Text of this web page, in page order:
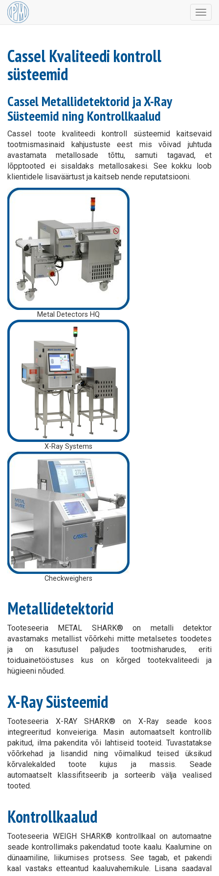
Cassel Kvaliteedi kontroll
süsteemid
Cassel Metallidetektorid ja X-Ray
Süsteemid ning Kontrollkaalud
Cassel toote kvaliteedi kontroll süsteemid kaitsevaid
tootmismasinaid kahjustuste eest mis võivad juhtuda
avastamata metallosade tõttu, samuti tagavad, et
lõpptooted ei sisaldaks metallosakesi. See kokku loob
klientidele lisaväärtust ja kaitseb nende reputatsiooni.
Metal Detectors HQ
X-Ray Systems
Checkweighers
Metallidetektorid
Tooteseeria METAL SHARK® on metalli detektor
avastamaks metallist võõrkehi mitte metalsetes toodetes
ja on kasutusel paljudes tootmisharudes, eriti
toiduainetööstuses kus on kõrged tootekvaliteedi ja
hügieeni nõuded.
X-Ray Süsteemid
Tooteseeria X-RAY SHARK® on X-Ray seade koos
integreeritud konveieriga. Masin automaatselt kontrollib
pakitud, ilma pakendita või lahtiseid tooteid. Tuvastatakse
võõrkehad ja lisandid ning võimalikud teised üksikud
kõrvalekalded toote kujus ja massis. Seade
automaatselt klassifitseerib ja sorteerib välja vealised
tooted.
Kontrollkaalud
Tooteseeria WEIGH SHARK® kontrollkaal on automaatne
seade kontrollimaks pakendatud toote kaalu. Kaalumine on
dünaamiline, liikumises protsess. See tagab, et pakendi
kaal vastaks etteantud kaaluvahemikule. Lisana saadaval